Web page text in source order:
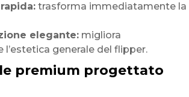
trasforma immediatamente la
elegante: migliora
generale del flipper.
premium progettato